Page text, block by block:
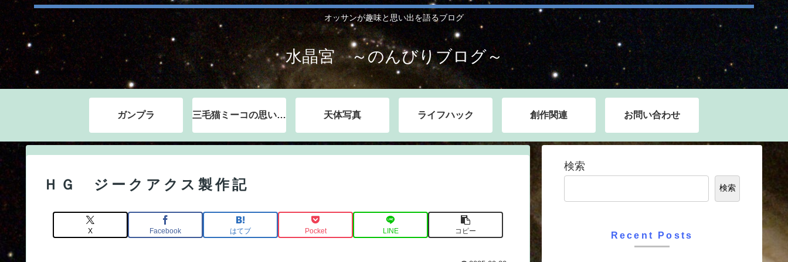
オッサンが趣味と思い出を語るブログ
水晶宮 ～のんびりブログ～
ガンプラ 三毛猫ミーコの思い出話 天体写真 ライフハック 創作関連 お問い合わせ
ＨＧ ジークアクス製作記
X Facebook はてブ Pocket LINE コピー
検索
検索
Recent Posts